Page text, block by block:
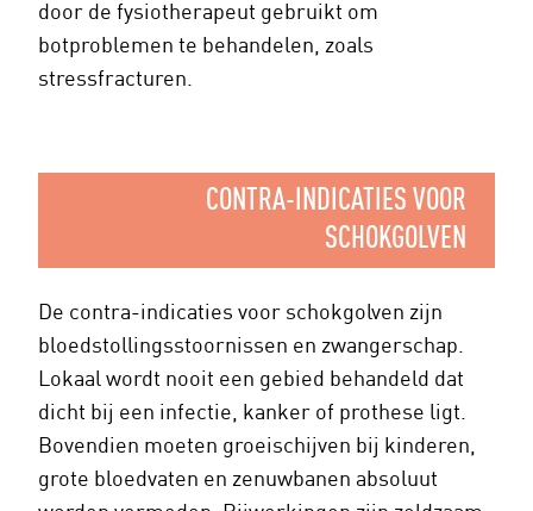
door de fysiotherapeut gebruikt om
botproblemen te behandelen, zoals
stressfracturen.
CONTRA-INDICATIES VOOR
SCHOKGOLVEN
De contra-indicaties voor schokgolven zijn
bloedstollingsstoornissen en zwangerschap.
Lokaal wordt nooit een gebied behandeld dat
dicht bij een infectie, kanker of prothese ligt.
Bovendien moeten groeischijven bij kinderen,
grote bloedvaten en zenuwbanen absoluut